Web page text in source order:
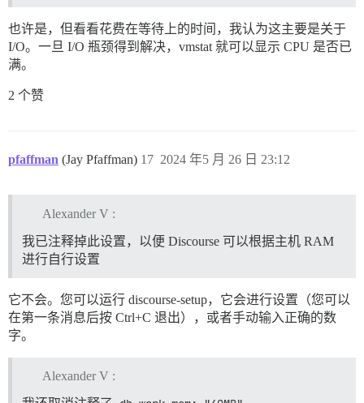
也许是，但看看花费在等待上的时间，我认为这主要是关于
I/O。一旦 I/O 瓶颈得到解决，vmstat 就可以显示 CPU 是否已
满。
2 个赞
pfaffman (Jay Pfaffman) 2024 年5 月 26 日 23:12
17
Alexander V :
我已注释掉此设置，以便 Discourse 可以根据主机 RAM
进行自行设置
它不会。您可以运行 discourse-setup，它会进行设置（您可以
在第一条消息后按 Ctrl+C 退出），或者手动输入正确的数
字。
Alexander V :